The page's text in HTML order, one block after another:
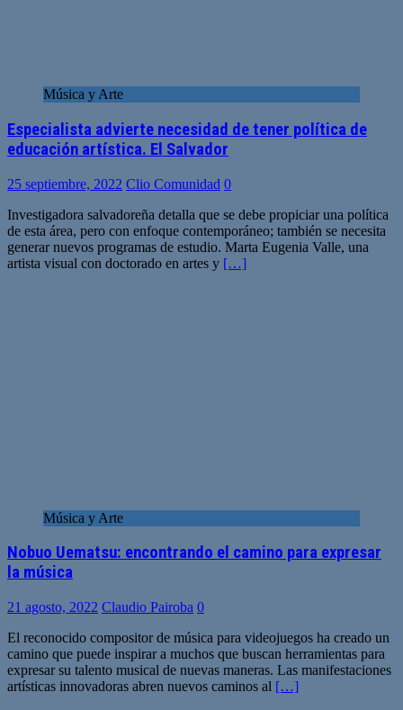
Música y Arte
Especialista advierte necesidad de tener política de
educación artística. El Salvador
25 septiembre, 2022 Clio Comunidad 0
Investigadora salvadoreña detalla que se debe propiciar una política
de esta área, pero con enfoque contemporáneo; también se necesita
generar nuevos programas de estudio. Marta Eugenia Valle, una
artista visual con doctorado en artes y […]
Música y Arte
Nobuo Uematsu: encontrando el camino para expresar
la música
21 agosto, 2022 Claudio Pairoba 0
El reconocido compositor de música para videojuegos ha creado un
camino que puede inspirar a muchos que buscan herramientas para
expresar su talento musical de nuevas maneras. Las manifestaciones
artísticas innovadoras abren nuevos caminos al […]